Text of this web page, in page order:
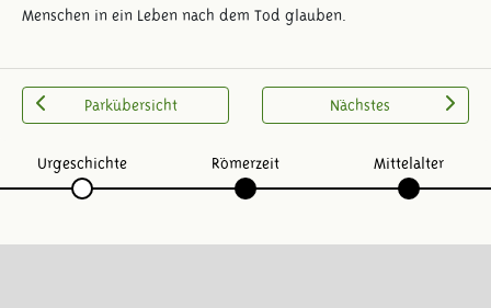
Menschen in ein Leben nach dem Tod glauben.
Parkübersicht Nächstes
Urgeschichte Römerzeit Mittelalter